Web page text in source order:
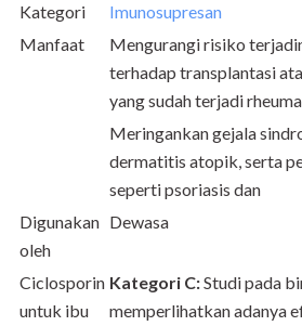
Kategori
Imunosupresan
Manfaat
Mengurangi risiko
terhadap transplantasi
yang sudah terjadi
Meringankan gejala
dermatitis atopik, serta
seperti psoriasis dan
Digunakan
oleh
Dewasa
Ciclosporin
untuk ibu
Kategori C:Studi pada
memperlihatkan adanya